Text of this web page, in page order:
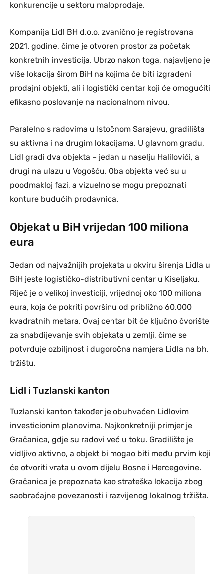
konkurencije u sektoru maloprodaje.
Kompanija Lidl BH d.o.o. zvanično je registrovana
2021. godine, čime je otvoren prostor za početak
konkretnih investicija. Ubrzo nakon toga, najavljeno je
više lokacija širom BiH na kojima će biti izgrađeni
prodajni objekti, ali i logistički centar koji će omogućiti
efikasno poslovanje na nacionalnom nivou.
Paralelno s radovima u Istočnom Sarajevu, gradilišta
su aktivna i na drugim lokacijama. U glavnom gradu,
Lidl gradi dva objekta – jedan u naselju Halilovići, a
drugi na ulazu u Vogošću. Oba objekta već su u
poodmakloj fazi, a vizuelno se mogu prepoznati
konture budućih prodavnica.
Objekat u BiH vrijedan 100 miliona
eura
Jedan od najvažnijih projekata u okviru širenja Lidla u
BiH jeste logističko-distributivni centar u Kiseljaku.
Riječ je o velikoj investiciji, vrijednoj oko 100 miliona
eura, koja će pokriti površinu od približno 60.000
kvadratnih metara. Ovaj centar bit će ključno čvorište
za snabdijevanje svih objekata u zemlji, čime se
potvrđuje ozbiljnost i dugoročna namjera Lidla na bh.
tržištu.
Lidl i Tuzlanski kanton
Tuzlanski kanton također je obuhvaćen Lidlovim
investicionim planovima. Najkonkretniji primjer je
Gračanica, gdje su radovi već u toku. Gradilište je
vidljivo aktivno, a objekt bi mogao biti među prvim koji
će otvoriti vrata u ovom dijelu Bosne i Hercegovine.
Gračanica je prepoznata kao strateška lokacija zbog
saobraćajne povezanosti i razvijenog lokalnog tržišta.